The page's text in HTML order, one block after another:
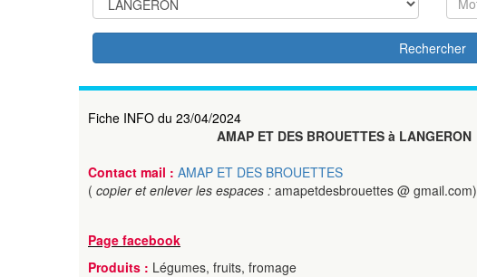
Rechercher
Fiche INFO du 23/04/2024
AMAP ET DES BROUETTES à LANGERON
Contact mail : AMAP ET DES BROUETTES
( copier et enlever les espaces : amapetdesbrouettes @ gmail.com)
Page facebook
Produits : Légumes, fruits, fromage